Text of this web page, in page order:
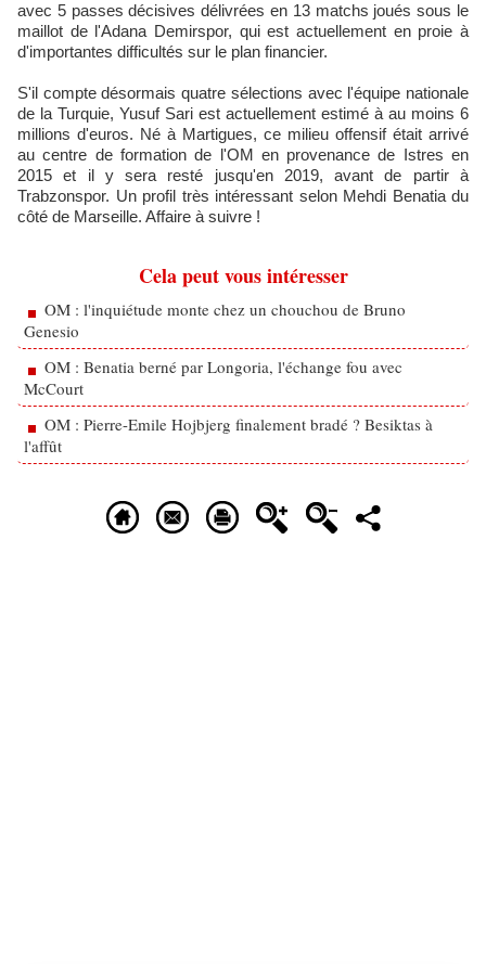
avec 5 passes décisives délivrées en 13 matchs joués sous le
maillot de l'Adana Demirspor, qui est actuellement en proie à
d'importantes difficultés sur le plan financier.
S'il compte désormais quatre sélections avec l'équipe nationale
de la Turquie, Yusuf Sari est actuellement estimé à au moins 6
millions d'euros. Né à Martigues, ce milieu offensif était arrivé
au centre de formation de l'OM en provenance de Istres en
2015 et il y sera resté jusqu'en 2019, avant de partir à
Trabzonspor. Un profil très intéressant selon Mehdi Benatia du
côté de Marseille. Affaire à suivre !
Cela peut vous intéresser
OM : l'inquiétude monte chez un chouchou de Bruno
Genesio
OM : Benatia berné par Longoria, l'échange fou avec
McCourt
OM : Pierre-Emile Hojbjerg finalement bradé ? Besiktas à
l'affût